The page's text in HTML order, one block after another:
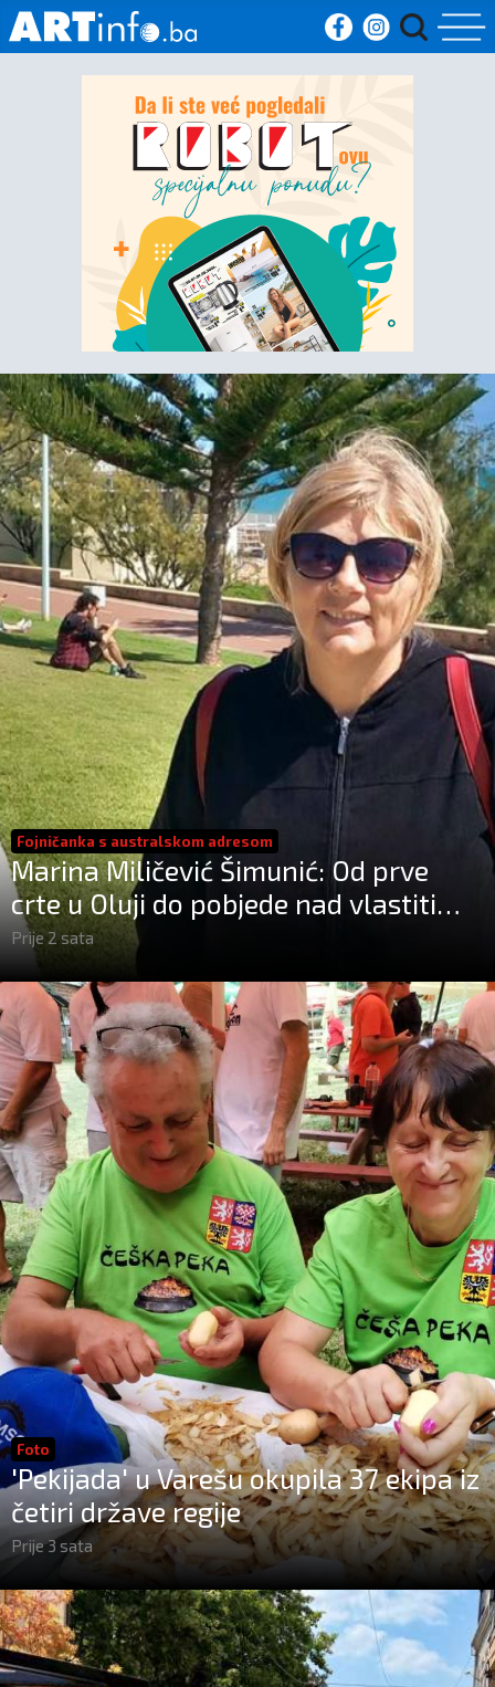
Početna
Kultura
kronika
Politika
Zanimljivosti
Fojničanka s australskom adresom
Marina Miličević Šimunić: Od prve
crte u Oluji do pobjede nad vlastitim
„olujama“
Prije 2 sata
Foto
'Pekijada' u Varešu okupila 37 ekipa iz
četiri države regije
Prije 3 sata